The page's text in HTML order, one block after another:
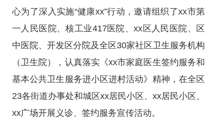
心为了深入实施“健康xx”行动，邀请组织了xx市第
一人民医院、核工业417医院、xx区人民医院、区
中医院、开发区分院及全区30家社区卫生服务机构
（卫生院），认真落实《xx市家庭医生签约服务和
基本公共卫生服务进小区进村活动》精神，在全区
23各街道办事处和城区xx居民小区、xx居民小区、
xx广场开展义诊、签约服务宣传活动。